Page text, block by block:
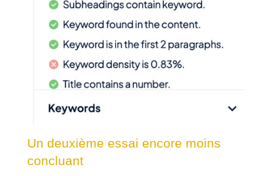
Un deuxième essai encore moins
concluant